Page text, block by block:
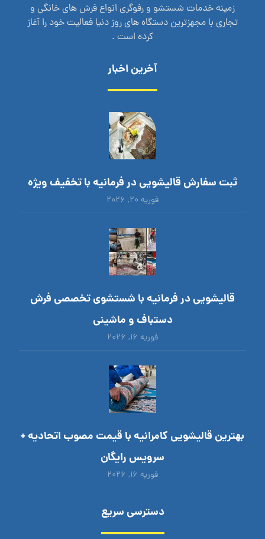
زمینه خدمات شستشو و رفوگری انواع فرش های خانگی و
تجاری با مجهزترین دستگاه های روز دنیا فعالیت خود را آغاز
کرده است .
آخرین اخبار
ثبت سفارش قالیشویی در فرمانیه با تخفیف ویژه
فوریه ۲۰, ۲۰۲۶
قالیشویی در فرمانیه با شستشوی تخصصی فرش
دستباف و ماشینی
فوریه ۱۶, ۲۰۲۶
بهترین قالیشویی کامرانیه با قیمت مصوب اتحادیه +
سرویس رایگان
فوریه ۱۶, ۲۰۲۶
دسترسی سریع